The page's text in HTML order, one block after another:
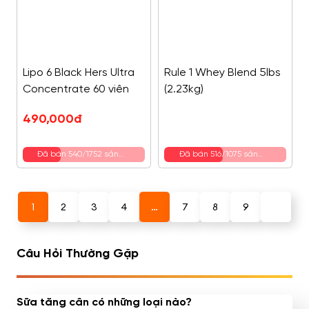
Lipo 6 Black Hers Ultra
Concentrate 60 viên
490,000đ
Đã bán 540/1752 sản
phẩm
Rule 1 Whey Blend 5lbs
(2.23kg)
Đã bán 516/1075 sản
phẩm
1 2 3 4 … 7 8 9
Câu Hỏi Thường Gặp
Sữa tăng cân có những loại nào?